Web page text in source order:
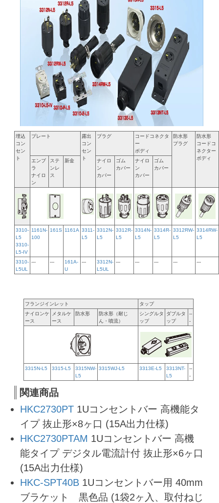
埋込
コン
セン
ト
プレート
露出
コン
セン
ト
プラグ
コードコネクタ
ー
ボディ
防水形
プラグ
防水形
コードコ
ネクター
ボディ
エンブ
ラ
ナイロ
ン
ステ
ンレ
ス
新金
ナイロ
ン
カバー
ゴム
カバー
ナイロ
ン
カバー
ゴム
カバー
3310-
L5
3310-
L5-IV
1161N-
100
161S 1161A 3311-
L5
3312N-
L5
3312R-
L5
3314N-
L5
3314R-
L5
3312RW-
L5
3314RW-
L5
3310-
L5UL
--- ---
161A-
U
---
3312N-
L5UL
--- --- --- --- ---
フランジインレット
タップ
ナイロンケ
ース
メタルケ
ース
防水形
防水形（耐じ
ん・噴流）
シングルタ
ップ
ダブルタ
ップ
--
-
3315N-L5 3315-L5
3315NW-
L5
3315WJ-L5 3313E-L5
3313NT-
L5
--
-
関連商品
HKC2730PT1Uコンセントバー 高機能タ
イプ 抜止形×8ヶ口 (15A出力仕様)
HKC2730PTAM 1Uコンセントバー 高機
能タイプ デジタル電流計付 抜止形×6ヶ口
(15A出力仕様)
HKC-SPT40B1Uコンセントバー用 40mm
ブラケット 黒色品 (1袋2ヶ入、取付ねじ